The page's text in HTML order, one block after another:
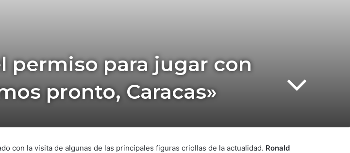
permiso para jugar con
pronto, Caracas»
con la visita de algunas de las principales figuras criollas de la actualidad. Ronald